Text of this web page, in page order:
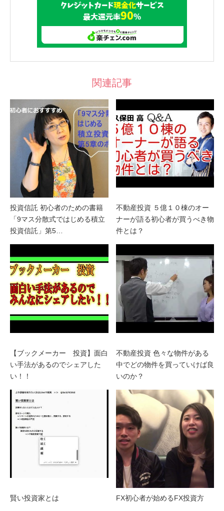
関連記事
投資信託 初心者のための書籍
「9マス分散式ではじめる積立
投資信託」第5…
不動産投資 ５億１０棟のオー
ナーが語る初心者が買うべき物
件とは？
【ブックメーカー 投資】面白
い手法があるのでシェアした
い！！
不動産投資 色々な物件がある
中でどの物件を買っていけば良
いのか？
賢い投資家とは FX初心者が始めるFX投資方